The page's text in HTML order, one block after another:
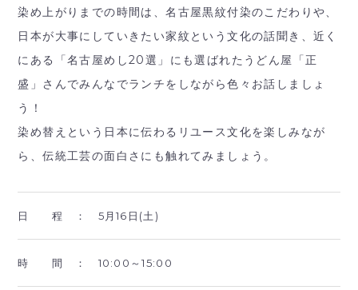
染め上がりまでの時間は、名古屋黒紋付染のこだわりや、
日本が大事にしていきたい家紋という文化の話聞き、近く
にある「名古屋めし20選」にも選ばれたうどん屋「正
盛」さんでみんなでランチをしながら色々お話しましょ
う！
染め替えという日本に伝わるリユース文化を楽しみなが
ら、伝統工芸の面白さにも触れてみましょう。
日 程 ： 5月16日(土)
時 間 ： 10:00～15:00